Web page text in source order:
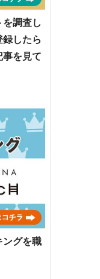
調査し
したら
事を見て
ングを職